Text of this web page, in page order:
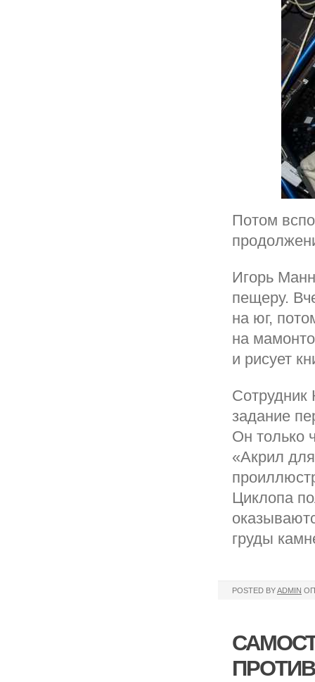
Потом
Игорь
пещеру.
на юг,
на
и рисует
Сотрудник
задание
Он только
«Акрил
Циклопа
груды
POSTED BYADMIN